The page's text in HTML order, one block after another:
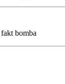
bomba